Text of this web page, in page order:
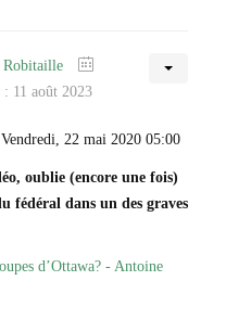
Robitaille
: 11 août 2023
22 mai 2020 05:00
oublie (encore une fois)
fédéral dans un des graves
d’Ottawa? - Antoine